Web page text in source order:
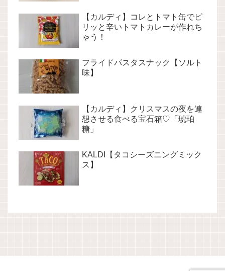
【カルディ】コレとトマト缶でピ
リッと辛いトマトカレーが作れち
ゃう！
フライドパスタスナック【ソルト
味】
【カルディ】クリスマスの夜を連
想させる食べる宝石箱♡「琥珀
糖」
KALDI【タコシーズニングミック
ス】